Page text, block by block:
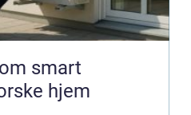
smart
hjem